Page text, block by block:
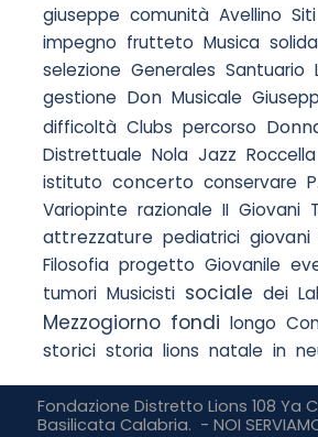
giuseppe comunità Avellino Siti
impegno frutteto Musica
selezione Generales Santuario
gestione Don Musicale
difficoltà Clubs percorso
Distrettuale Nola Jazz Roccella
istituto concerto conservare P.
Variopinte razionale II Giovani
attrezzature pediatrici giovani
Filosofia progetto Giovanile
tumori Musicisti sociale dei
Mezzogiorno fondi longo
storici storia lions natale in
Fondazione Distretto Lions 108 Ya
Basilicata Calabria. - NOI